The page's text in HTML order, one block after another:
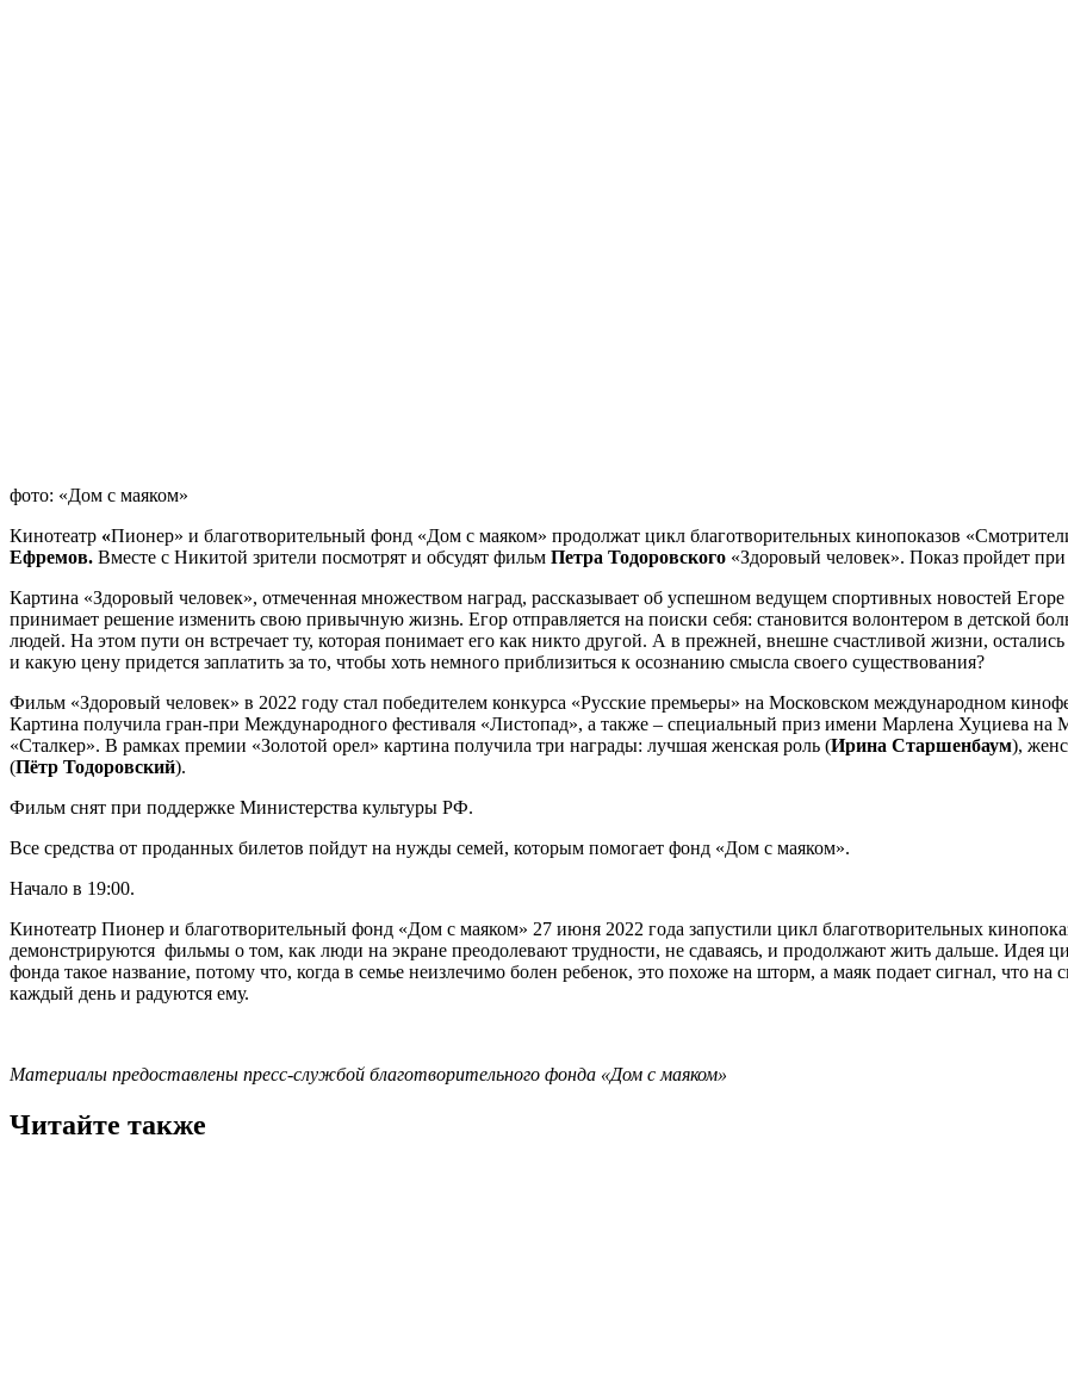
фото: «Дом с маяком»
Кинотеатр «Пионер» и благотворительный фонд «Дом с маяком» продолжат цикл благотворительных кинопоказов
Ефремов. Вместе с Никитой зрители посмотрят и обсудят фильм Петра Тодоровского «Здоровый человек». Показ пройдет
Картина «Здоровый человек», отмеченная множеством наград, рассказывает об успешном ведущем спортивных новостей
принимает решение изменить свою привычную жизнь. Егор отправляется на поиски себя: становится волонтером в детской
людей. На этом пути он встречает ту, которая понимает его как никто другой. А в прежней, внешне счастливой жизни,
и какую цену придется заплатить за то, чтобы хоть немного приблизиться к осознанию смысла своего существования?
Фильм «Здоровый человек» в 2022 году стал победителем конкурса «Русские премьеры» на Московском международном
Картина получила гран-при Международного фестиваля «Листопад», а также – специальный приз имени Марлена Хуциева на
«Сталкер». В рамках премии «Золотой орел» картина получила три награды: лучшая женская роль (Ирина Старшенбаум),
(Пётр Тодоровский).
Фильм снят при поддержке Министерства культуры РФ.
Все средства от проданных билетов пойдут на нужды семей, которым помогает фонд «Дом с маяком».
Начало в 19:00.
Кинотеатр Пионер и благотворительный фонд «Дом с маяком» 27 июня 2022 года запустили цикл благотворительных
демонстрируются фильмы о том, как люди на экране преодолевают трудности, не сдаваясь, и продолжают жить дальше. Идея
фонда такое название, потому что, когда в семье неизлечимо болен ребенок, это похоже на шторм, а маяк подает сигнал, что на
каждый день и радуются ему.
Материалы предоставлены пресс-службой благотворительного фонда «Дом с маяком»
Читайте также